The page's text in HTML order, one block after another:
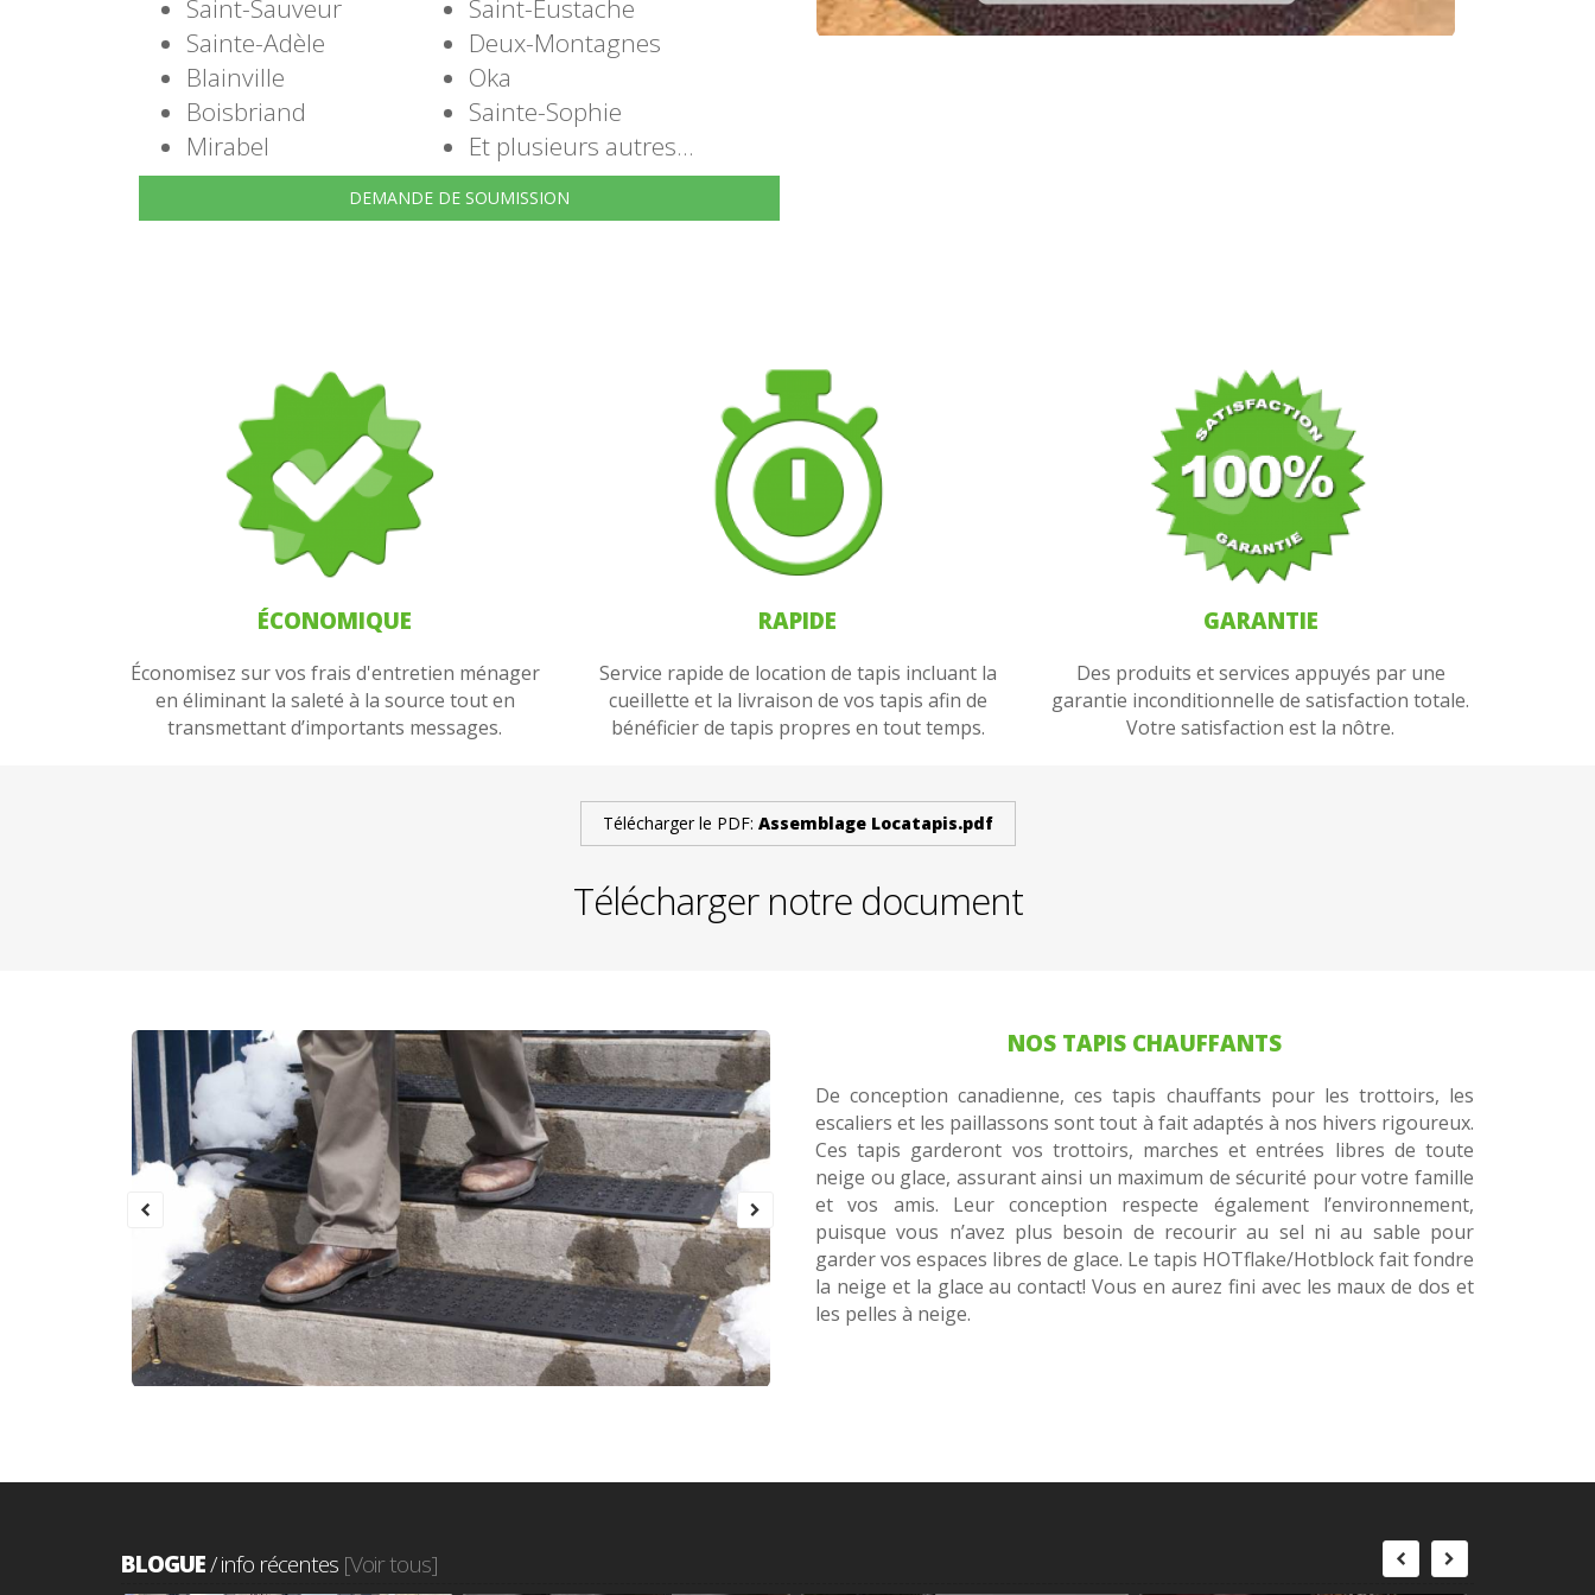
Saint-Sauveur
Sainte-Adèle
Blainville
Boisbriand
Mirabel
Saint-Eustache
Deux-Montagnes
Oka
Sainte-Sophie
Et plusieurs autres...
DEMANDE DE SOUMISSION
ÉCONOMIQUE
Économisez sur vos frais d'entretien ménager
en éliminant la saleté à la source tout en
transmettant d’importants messages.
RAPIDE
Service rapide de location de tapis incluant la
cueillette et la livraison de vos tapis afin de
bénéficier de tapis propres en tout temps.
GARANTIE
Des produits et services appuyés par une
garantie inconditionnelle de satisfaction totale.
Votre satisfaction est la nôtre.
Télécharger le PDF: Assemblage Locatapis.pdf
Télécharger notre document
NOS TAPIS CHAUFFANTS
De conception canadienne, ces tapis chauffants pour les trottoirs, les
escaliers et les paillassons sont tout à fait adaptés à nos hivers rigoureux.
Ces tapis garderont vos trottoirs, marches et entrées libres de toute
neige ou glace, assurant ainsi un maximum de sécurité pour votre famille
et vos amis. Leur conception respecte également l’environnement,
puisque vous n’avez plus besoin de recourir au sel ni au sable pour
garder vos espaces libres de glace. Le tapis HOTflake/Hotblock fait fondre
la neige et la glace au contact! Vous en aurez fini avec les maux de dos et
les pelles à neige.
BLOGUE/ info récentes [Voir tous]